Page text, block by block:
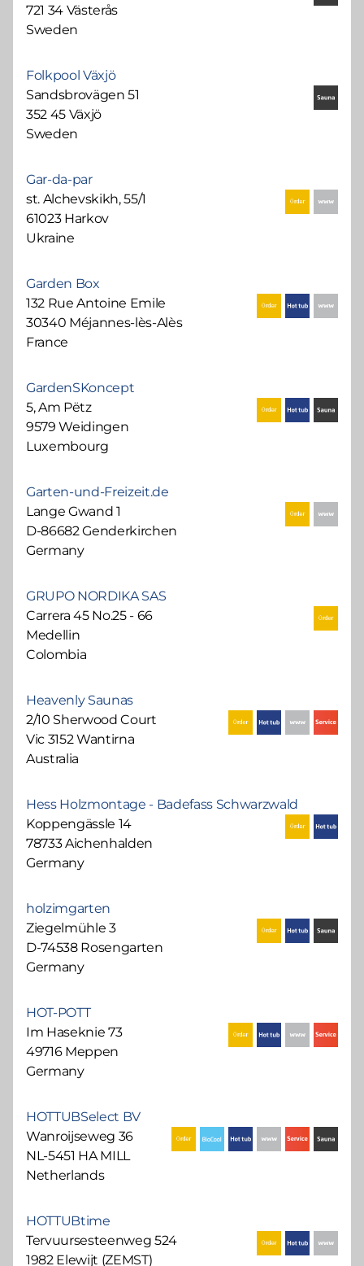
721 34 Västerås
Sweden
Folkpool Växjö
Sandsbrovägen 51
352 45 Växjö
Sweden
Gar-da-par
st. Alchevskikh, 55/1
61023 Harkov
Ukraine
Garden Box
132 Rue Antoine Emile
30340 Méjannes-lès-Alès
France
GardenSKoncept
5, Am Pëtz
9579 Weidingen
Luxembourg
Garten-und-Freizeit.de
Lange Gwand 1
D-86682 Genderkirchen
Germany
GRUPO NORDIKA SAS
Carrera 45 No.25 - 66
Medellin
Colombia
Heavenly Saunas
2/10 Sherwood Court
Vic 3152 Wantirna
Australia
Hess Holzmontage - Badefass Schwarzwald
Koppengässle 14
78733 Aichenhalden
Germany
holzimgarten
Ziegelmühle 3
D-74538 Rosengarten
Germany
HOT-POTT
Im Haseknie 73
49716 Meppen
Germany
HOTTUBSelect BV
Wanroijseweg 36
NL-5451 HA MILL
Netherlands
HOTTUBtime
Tervuursesteenweg 524
1982 Elewijt (ZEMST)